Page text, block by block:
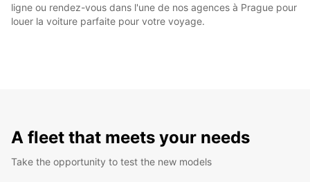
ligne ou rendez-vous dans l'une de nos agences à Prague pour
louer la voiture parfaite pour votre voyage.
A fleet that meets your needs
Take the opportunity to test the new models